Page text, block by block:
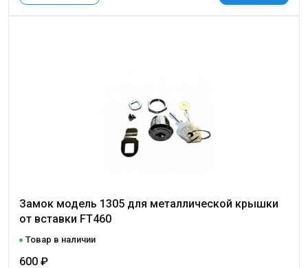
Замок модель 1305 для металлической крышки
от вставки FT460
Товар в наличии
600 ₽